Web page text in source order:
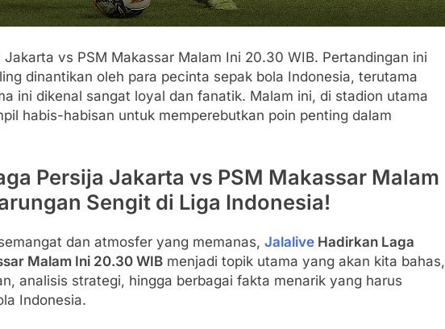
vs PSM Makassar Malam Ini 20.30 WIB. Pertandingan ini
dinantikan oleh para pecinta sepak bola Indonesia, terutama
ini dikenal sangat loyal dan fanatik. Malam ini, di stadion utama
habis-habisan untuk memperebutkan poin penting dalam
Persija Jakarta vs PSM Makassar Malam
Sengit di Liga Indonesia!
dan atmosfer yang memanas, Jalalive Hadirkan Laga
Malam Ini 20.30 WIB menjadi topik utama yang akan kita bahas,
analisis strategi, hingga berbagai fakta menarik yang harus
Indonesia.